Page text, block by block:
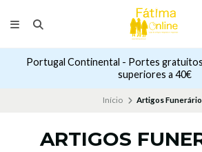
Portugal Continental - Portes gratuitos
superiores a 40€
Início Artigos
ARTIGOS